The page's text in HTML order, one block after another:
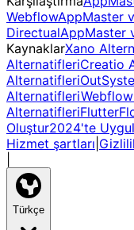
WebflowAppMaster
DirectualAppMaster
KaynaklarXano
AlternatifleriCreatio
Alternatifleri
Alternatifleri
Alternatifleri
Oluştur2024'te
Hizmet şartları
Türkçe